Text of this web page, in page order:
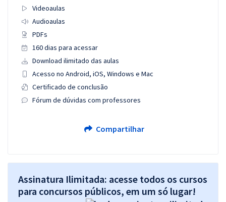
Videoaulas
Audioaulas
PDFs
160 dias para acessar
Download ilimitado das aulas
Acesso no Android, iOS, Windows e Mac
Certificado de conclusão
Fórum de dúvidas com professores
Compartilhar
Assinatura Ilimitada: acesse todos os cursos
para concursos públicos, em um só lugar!